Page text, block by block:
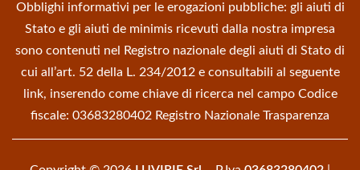
Obblighi informativi per le erogazioni pubbliche: gli aiuti di
Stato e gli aiuti de minimis ricevuti dalla nostra impresa
sono contenuti nel Registro nazionale degli aiuti di Stato di
cui all’art. 52 della L. 234/2012 e consultabili al seguente
link, inserendo come chiave di ricerca nel campo Codice
fiscale: 03683280402 Registro Nazionale Trasparenza